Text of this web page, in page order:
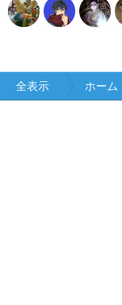
全表示 ホーム